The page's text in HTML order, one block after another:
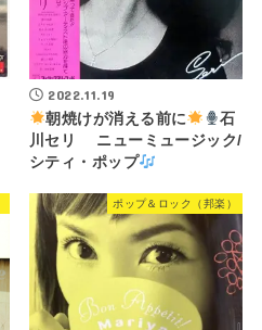
2022.11.19
朝焼けが消える前に
石
川セリ ニューミュージック/
シティ・ポップ
ポップ＆ロック（邦楽）